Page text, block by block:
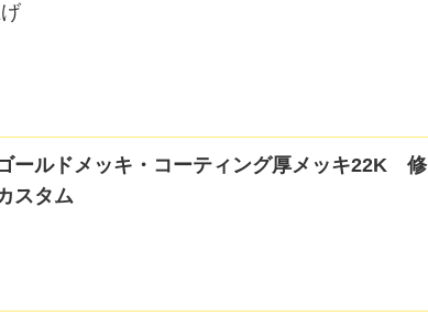
ールドメッキ・コーティング厚メッキ22K 修
スタム